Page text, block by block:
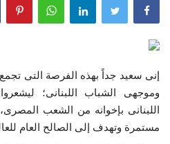
مدرسة الطليعة الوطنية
مصر
فريق العمل
إنى سعيد جداً بهذه الفرصة التى
وموجهى الشباب اللبنانى؛
اللبنانى بإخوانه من الشعب
مستمرة وتهدف إلى الصالح العام